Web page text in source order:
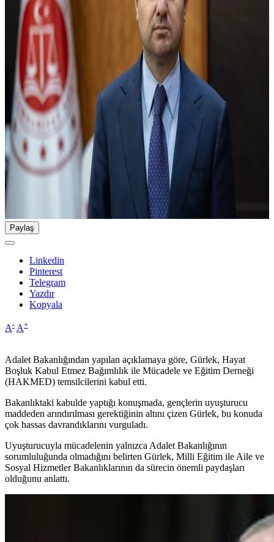
Paylaş
Linkedin
Pinterest
Telegram
Yazdır
Kopyala
A- A+
Adalet Bakanlığından yapılan açıklamaya göre, Gürlek, Hayat
Boşluk Kabul Etmez Bağımlılık ile Mücadele ve Eğitim Derneği
(HAKMED) temsilcilerini kabul etti.
Bakanlıktaki kabulde yaptığı konuşmada, gençlerin uyuşturucu
maddeden arındırılması gerektiğinin altını çizen Gürlek, bu konuda
çok hassas davrandıklarını vurguladı.
Uyuşturucuyla mücadelenin yalnızca Adalet Bakanlığının
sorumluluğunda olmadığını belirten Gürlek, Milli Eğitim ile Aile ve
Sosyal Hizmetler Bakanlıklarının da sürecin önemli paydaşları
olduğunu anlattı.